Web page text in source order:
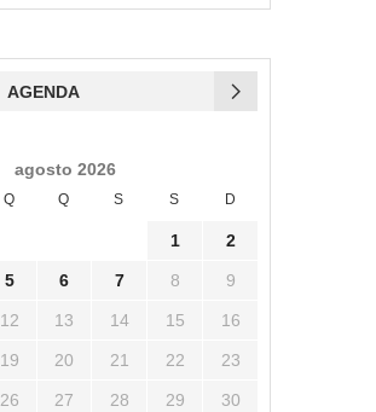
AGENDA
agosto 2026
Q Q S S D
1 2
5 6 7 8 9
12 13 14 15 16
19 20 21 22 23
26 27 28 29 30